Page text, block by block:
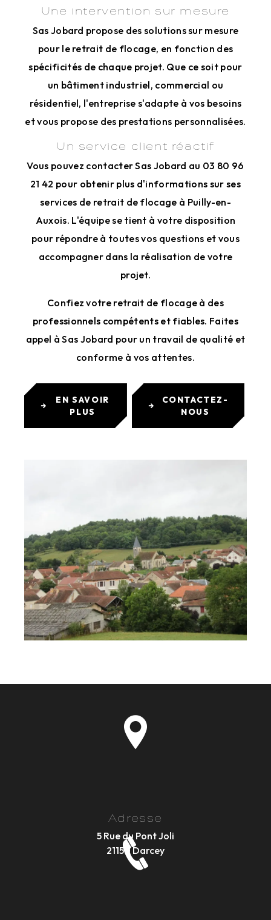
Une intervention sur mesure
Sas Jobard propose des solutions sur mesure
pour le retrait de flocage, en fonction des
spécificités de chaque projet. Que ce soit pour
un bâtiment industriel, commercial ou
résidentiel, l'entreprise s'adapte à vos besoins
et vous propose des prestations personnalisées.
Un service client réactif
Vous pouvez contacter Sas Jobard au 03 80 96
21 42 pour obtenir plus d'informations sur ses
services de retrait de flocage à Puilly-en-
Auxois. L'équipe se tient à votre disposition
pour répondre à toutes vos questions et vous
accompagner dans la réalisation de votre
projet.
Confiez votre retrait de flocage à des
professionnels compétents et fiables. Faites
appel à Sas Jobard pour un travail de qualité et
conforme à vos attentes.
EN SAVOIR
PLUS
CONTACTEZ-
NOUS
Adresse
5 Rue du Pont Joli
21150 Darcey